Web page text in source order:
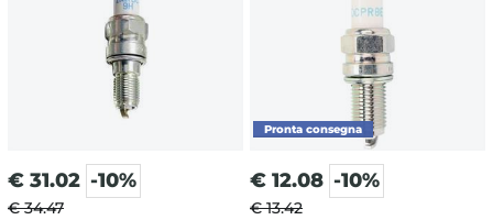
€ 31.02 -10%
€ 34.47
€ 12.08 -10%
€ 13.42